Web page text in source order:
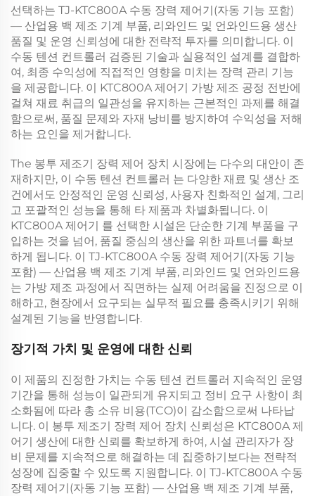
선택하는 TJ-KTC800A 수동 장력 제어기(자동 기능 포함)
— 산업용 백 제조 기계 부품, 리와인드 및 언와인드용 생산
품질 및 운영 신뢰성에 대한 전략적 투자를 의미합니다. 이
수동 텐션 컨트롤러 검증된 기술과 실용적인 설계를 결합하
여, 최종 수익성에 직접적인 영향을 미치는 장력 관리 기능
을 제공합니다. 이
KTC800A 제어기 가방 제조 공정 전반에
걸쳐 재료 취급의 일관성을 유지하는 근본적인 과제를 해결
함으로써, 품질 문제와 자재 낭비를 방지하여 수익성을 저해
하는 요인을 제거합니다.
The 봉투 제조기 장력 제어 장치 시장에는 다수의 대안이 존
재하지만, 이 수동 텐션 컨트롤러 는 다양한 재료 및 생산 조
건에서도 안정적인 운영 신뢰성, 사용자 친화적인 설계, 그리
고 포괄적인 성능을 통해 타 제품과 차별화됩니다. 이
KTC800A 제어기 를 선택한 시설은 단순한 기계 부품을 구
입하는 것을 넘어, 품질 중심의 생산을 위한 파트너를 확보
하게 됩니다. 이 TJ-KTC800A 수동 장력 제어기(자동 기능
포함) — 산업용 백 제조 기계 부품, 리와인드 및 언와인드용
는 가방 제조 과정에서 직면하는 실제 어려움을 진정으로 이
해하고, 현장에서 요구되는 실무적 필요를 충족시키기 위해
설계된 기능을 반영합니다.
장기적 가치 및 운영에 대한 신뢰
이 제품의 진정한 가치는 수동 텐션 컨트롤러 지속적인 운영
기간을 통해 성능이 일관되게 유지되고 정비 요구 사항이 최
소화됨에 따라 총 소유 비용(TCO)이 감소함으로써 나타납
니다. 이 봉투 제조기 장력 제어 장치 신뢰성은 KTC800A 제
어기 생산에 대한 신뢰를 확보하게 하여, 시설 관리자가 장
비 문제를 지속적으로 해결하는 데 집중하기보다는 전략적
성장에 집중할 수 있도록 지원합니다. 이 TJ-KTC800A 수동
장력 제어기(자동 기능 포함) — 산업용 백 제조 기계 부품,